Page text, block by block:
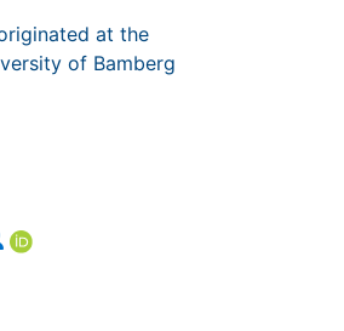
at the
of Bamberg